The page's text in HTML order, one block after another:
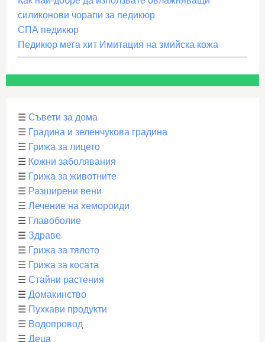
силиконови чорапи за педикюр
СПА педикюр
Педикюр мега хит Имитация на змийска кожа
☰ Съвети за дома
☰ Градина и зеленчукова градина
☰ Грижа за лицето
☰ Кожни заболявания
☰ Грижа за животните
☰ Разширени вени
☰ Лечение на хемороиди
☰ Главоболие
☰ Здраве
☰ Грижа за тялото
☰ Грижа за косата
☰ Стайни растения
☰ Домакинство
☰ Пухкави продукти
☰ Водопровод
☰ Деца